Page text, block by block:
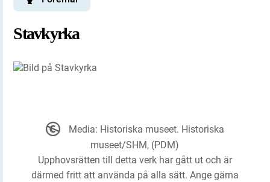
Stavkyrka
Media: Historiska museet. Historiska
museet/SHM, (PDM)
Upphovsrätten till detta verk har gått ut och är
därmed fritt att använda på alla sätt. Ange gärna